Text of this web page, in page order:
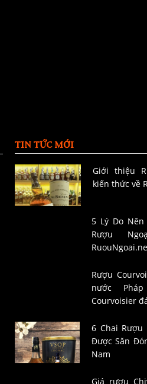
TIN TỨC MỚI
Giới thiệu
kiến thức về
5 Lý Do
Rượu
Rượu
nước
Courvoisier
6 Chai Rượu
Được Săn
Nam
Giá rượu